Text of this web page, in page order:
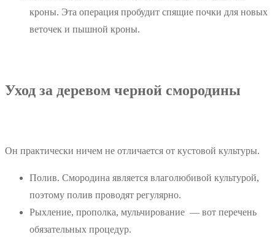
кроны. Эта операция пробудит спящие почки для новых
веточек и пышной кроны.
Уход за деревом черной смородины
Он практически ничем не отличается от кустовой культуры.
Полив. Смородина является влаголюбивой культурой,
поэтому полив проводят регулярно.
Рыхление, прополка, мульчирование — вот перечень
обязательных процедур.